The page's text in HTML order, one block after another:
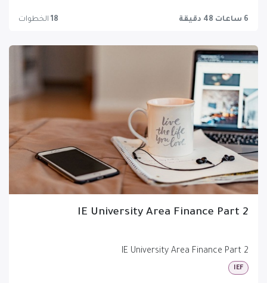
6 ساعات 48 دقيقة 18 الخطوات
IE University Area Finance Part 2
IE University Area Finance Part 2
IEF